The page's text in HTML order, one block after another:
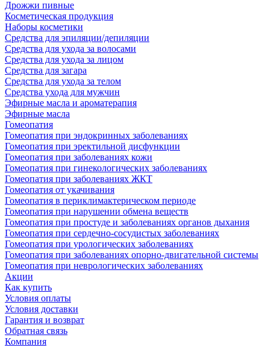
Дрожжи пивные
Косметическая продукция
Наборы косметики
Средства для эпиляции/депиляции
Средства для ухода за волосами
Средства для ухода за лицом
Средства для загара
Средства для ухода за телом
Средства ухода для мужчин
Эфирные масла и ароматерапия
Эфирные масла
Гомеопатия
Гомеопатия при эндокринных заболеваниях
Гомеопатия при эректильной дисфункции
Гомеопатия при заболеваниях кожи
Гомеопатия при гинекологических заболеваниях
Гомеопатия при заболеваниях ЖКТ
Гомеопатия от укачивания
Гомеопатия в периклимактерическом периоде
Гомеопатия при нарушении обмена веществ
Гомеопатия при простуде и заболеваниях органов дыхания
Гомеопатия при сердечно-сосудистых заболеваниях
Гомеопатия при урологических заболеваниях
Гомеопатия при заболеваниях опорно-двигательной системы
Гомеопатия при неврологических заболеваниях
Акции
Как купить
Условия оплаты
Условия доставки
Гарантия и возврат
Обратная связь
Компания